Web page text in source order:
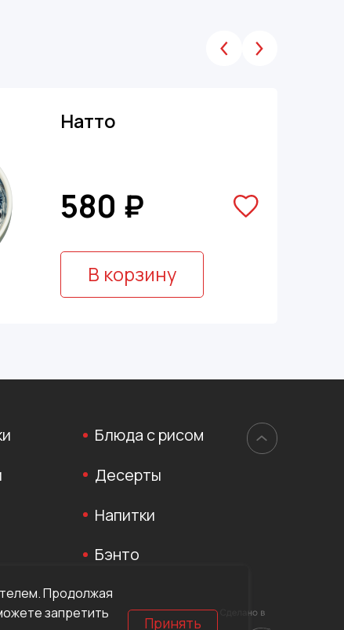
Натто
580 ₽
В корзину
Блюда с рисом
Десерты
Напитки
Бэнто
Продолжая
запретить
Принять